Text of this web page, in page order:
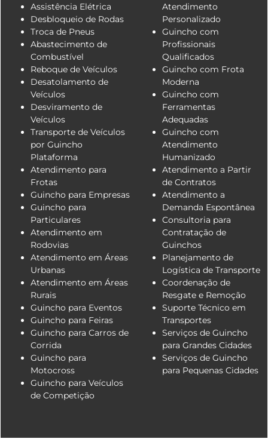
Assistência Elétrica
Desbloqueio de Rodas
Troca de Pneus
Abastecimento de
Combustível
Reboque de Veículos
Desatolamento de
Veículos
Desviramento de
Veículos
Transporte de Veículos
por Guincho
Plataforma
Atendimento para
Frotas
Guincho para Empresas
Guincho para
Particulares
Atendimento em
Rodovias
Atendimento em Áreas
Urbanas
Atendimento em Áreas
Rurais
Guincho para Eventos
Guincho para Feiras
Guincho para Carros de
Corrida
Guincho para
Motocross
Guincho para Veículos
de Competição
Atendimento
Personalizado
Guincho com
Profissionais
Qualificados
Guincho com Frota
Moderna
Guincho com
Ferramentas
Adequadas
Guincho com
Atendimento
Humanizado
Atendimento a Partir
de Contratos
Atendimento a
Demanda Espontânea
Consultoria para
Contratação de
Guinchos
Planejamento de
Logística de Transporte
Coordenação de
Resgate e Remoção
Suporte Técnico em
Transportes
Serviços de Guincho
para Grandes Cidades
Serviços de Guincho
para Pequenas Cidades